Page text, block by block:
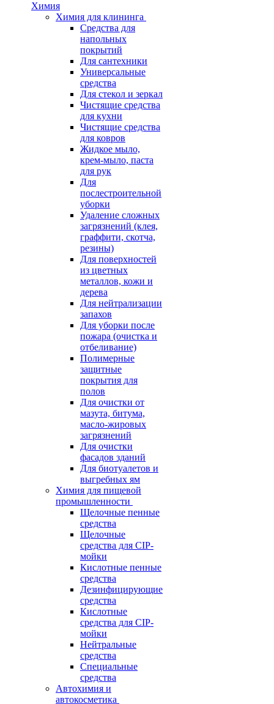
Химия
Химия для клининга
Средства для
напольных
покрытий
Для сантехники
Универсальные
средства
Для стекол и зеркал
Чистящие средства
для кухни
Чистящие средства
для ковров
Жидкое мыло,
крем-мыло, паста
для рук
Для
послестроительной
уборки
Удаление сложных
загрязнений (клея,
граффити, скотча,
резины)
Для поверхностей
из цветных
металлов, кожи и
дерева
Для нейтрализации
запахов
Для уборки после
пожара (очистка и
отбеливание)
Полимерные
защитные
покрытия для
полов
Для очистки от
мазута, битума,
масло-жировых
загрязнений
Для очистки
фасадов зданий
Для биотуалетов и
выгребных ям
Химия для пищевой
промышленности
Щелочные пенные
средства
Щелочные
средства для CIP-
мойки
Кислотные пенные
средства
Дезинфицирующие
средства
Кислотные
средства для CIP-
мойки
Нейтральные
средства
Специальные
средства
Автохимия и
автокосметика